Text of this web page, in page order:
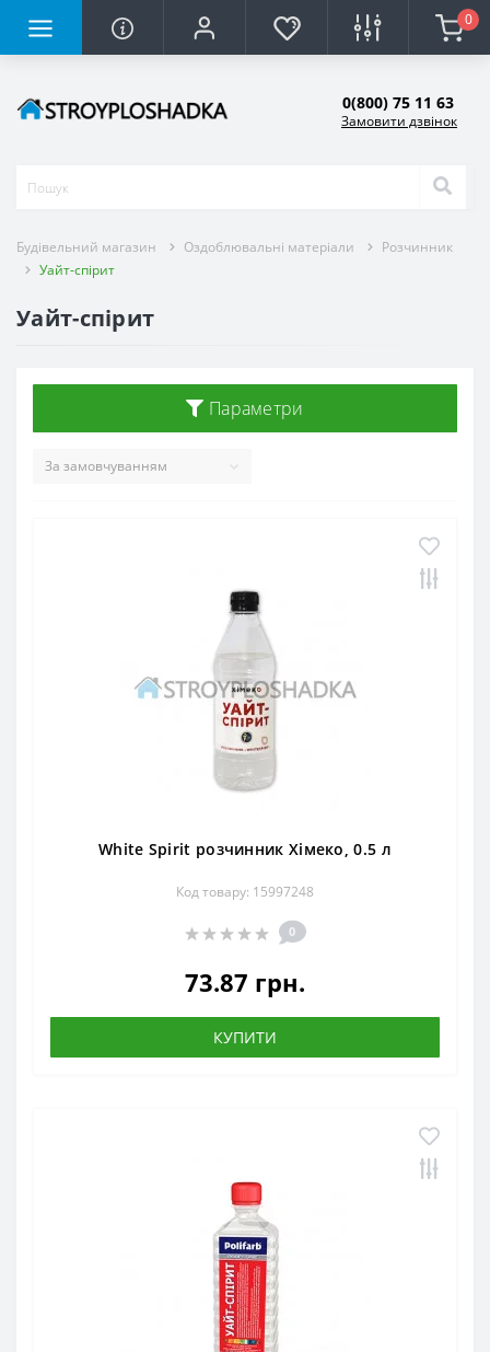
0
0(800) 75 11 63
Замовити дзвінок
Будівельний магазин Оздоблювальні матеріали
Розчинник
Уайт-спірит
Уайт-спірит
Параметри
White Spirit розчинник Хімеко, 0.5 л
Код товару: 15997248
0
73.87 грн.
КУПИТИ